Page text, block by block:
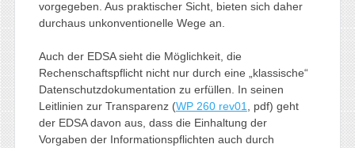
vorgegeben. Aus praktischer Sicht, bieten sich daher
durchaus unkonventionelle Wege an.
Auch der EDSA sieht die Möglichkeit, die
Rechenschaftspflicht nicht nur durch eine „klassische“
Datenschutzdokumentation zu erfüllen. In seinen
Leitlinien zur Transparenz (WP 260 rev01
, pdf) geht
der EDSA davon aus, dass die Einhaltung der
Vorgaben der Informationspflichten auch durch